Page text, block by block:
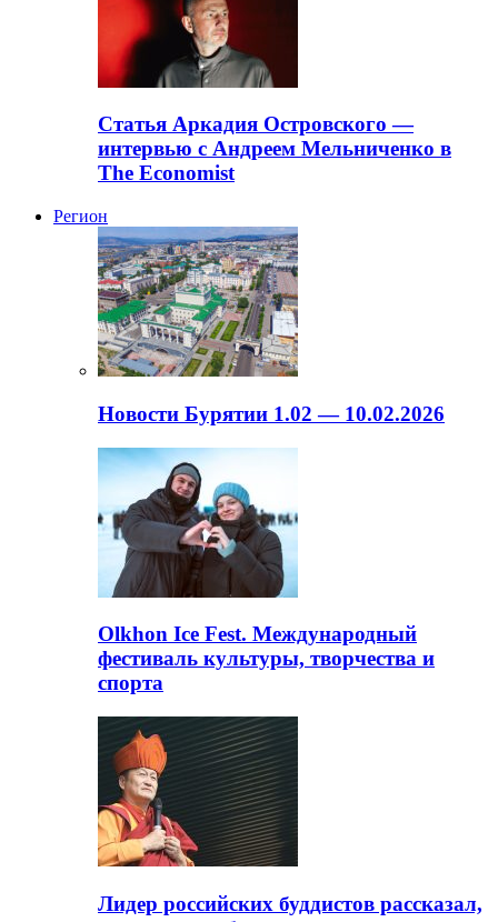
Статья Аркадия Островского —
интервью с Андреем Мельниченко в
The Economist
Регион
Новости Бурятии 1.02 — 10.02.2026
Olkhon Ice Fest. Международный
фестиваль культуры, творчества и
спорта
Лидер российских буддистов рассказал,